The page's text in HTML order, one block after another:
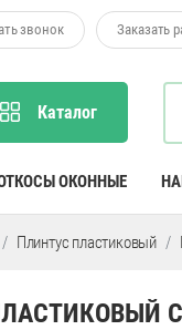
звонок Заказать
Каталог
ОКОННЫЕ
Плинтус пластиковый